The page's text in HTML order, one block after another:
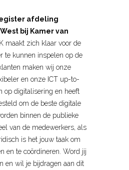
afdeling
bij Kamer van
maakt zich klaar voor de
te kunnen inspelen op de
maken wij onze
en onze ICT up-to-
op digitalisering en heeft
om de beste digitale
binnen de publieke
van de medewerkers, als
is het jouw taak om
en te coördineren. Word jij
en wil je bijdragen aan dit